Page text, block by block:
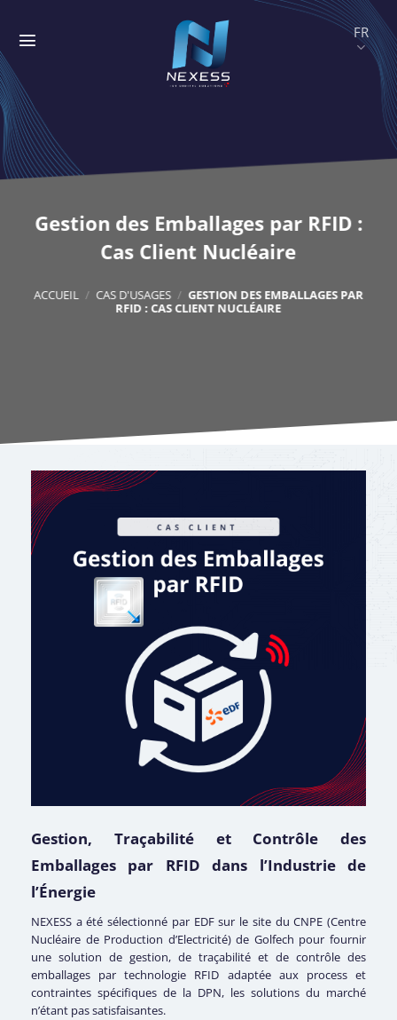
contenu
Gestion des Emballages par RFID :
Cas Client Nucléaire
ACCUEIL / CAS D'USAGES / GESTION DES EMBALLAGES PAR
RFID : CAS CLIENT NUCLÉAIRE
Gestion, Traçabilité et Contrôle des
Emballages par RFID dans l’Industrie de
l’Énergie
NEXESS a été sélectionné par EDF sur le site du CNPE (Centre
Nucléaire de Production d’Electricité) de Golfech pour fournir
une solution de gestion, de traçabilité et de contrôle des
emballages par technologie RFID adaptée aux process et
contraintes spécifiques de la DPN, les solutions du marché
n’étant pas satisfaisantes.